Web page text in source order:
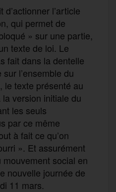
l’article
qui permet de
» sur une partie,
texte de loi. Le
fait dans la dentelle
l’ensemble du
le texte présenté au
version initiale du
les seuls
par ce même
à fait ce qu’on
». Et assurément
mouvement social en
nouvelle journée de
11 mars.